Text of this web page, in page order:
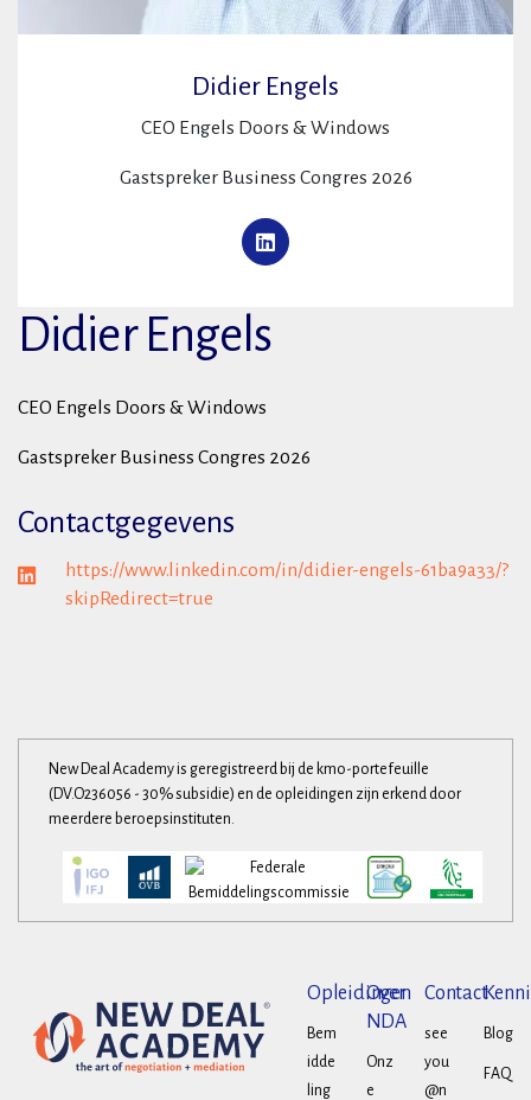
Didier Engels
CEO Engels Doors & Windows
Gastspreker Business Congres 2026
Didier Engels
CEO Engels Doors & Windows
Gastspreker Business Congres 2026
Contactgegevens
https://www.linkedin.com/in/didier-engels-61ba9a33/?
skipRedirect=true
New Deal Academy is geregistreerd bij de kmo-portefeuille
(DV.O236056 - 30% subsidie) en de opleidingen zijn erkend door
meerdere beroepsinstituten.
Opleidingen
Bem
idde
ling
Over
NDA
Onz
e
Contact
see
you
@n
Blog
FAQ